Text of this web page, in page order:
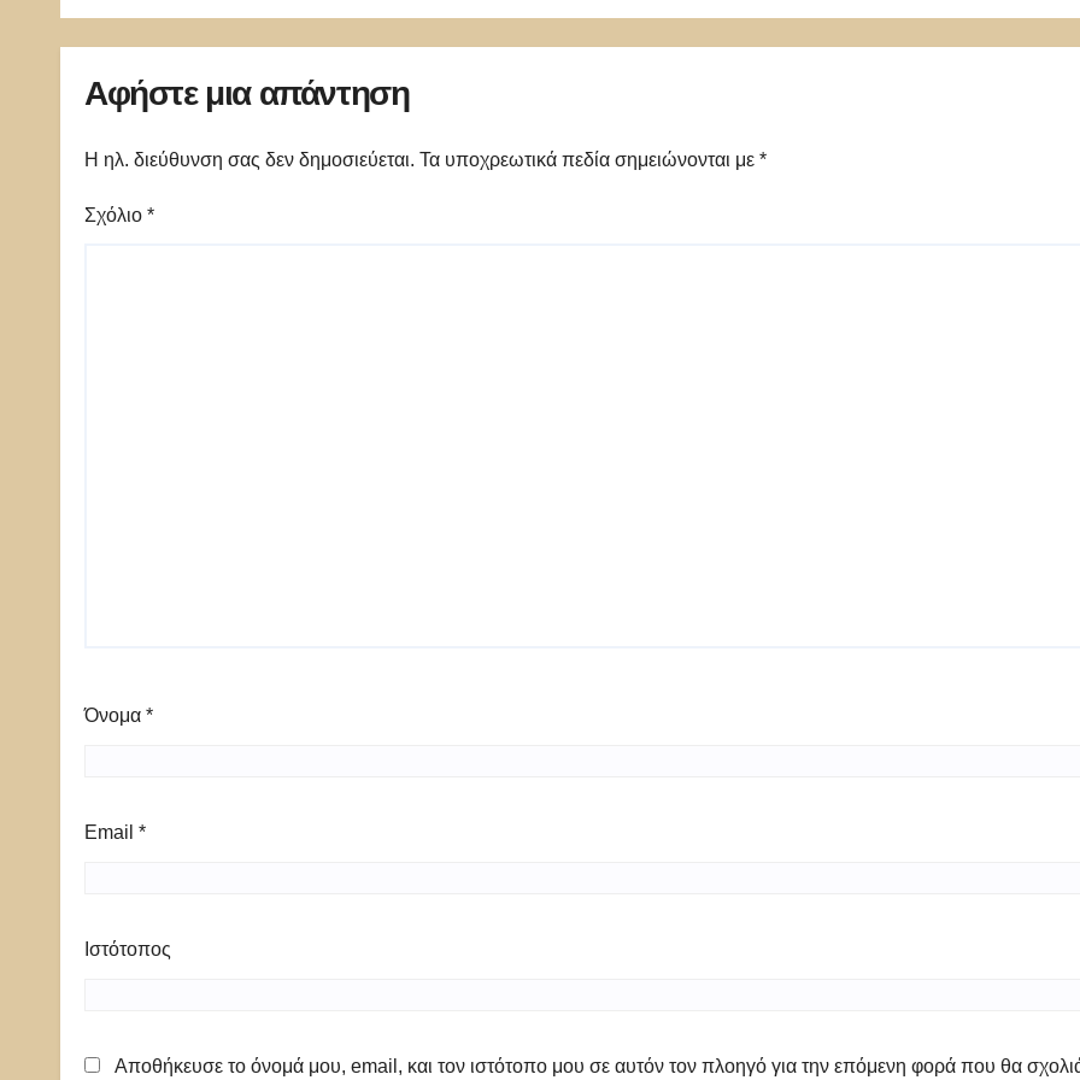
Αφήστε μια απάντηση
Η ηλ. διεύθυνση σας δεν δημοσιεύεται. Τα υποχρεωτικά πεδία σημειώνονται με *
Σχόλιο *
Όνομα *
Email *
Ιστότοπος
Αποθήκευσε το όνομά μου, email, και τον ιστότοπο μου σε αυτόν τον πλοηγό για την επόμενη φορά που θα